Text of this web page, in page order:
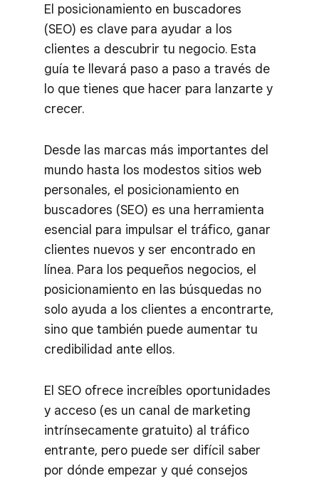
El posicionamiento en buscadores
(SEO) es clave para ayudar a los
clientes a descubrir tu negocio. Esta
guía te llevará paso a paso a través de
lo que tienes que hacer para lanzarte y
crecer.
Desde las marcas más importantes del
mundo hasta los modestos sitios web
personales, el posicionamiento en
buscadores (SEO) es una herramienta
esencial para impulsar el tráfico, ganar
clientes nuevos y ser encontrado en
línea. Para los pequeños negocios, el
posicionamiento en las búsquedas no
solo ayuda a los clientes a encontrarte,
sino que también puede aumentar tu
credibilidad ante ellos.
El SEO ofrece increíbles oportunidades
y acceso (es un canal de marketing
intrínsecamente gratuito) al tráfico
entrante, pero puede ser difícil saber
por dónde empezar y qué consejos